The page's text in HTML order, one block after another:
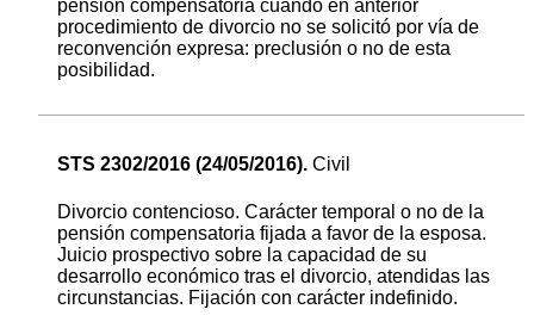
pensión compensatoria cuando en anterior
procedimiento de divorcio no se solicitó por vía de
reconvención expresa: preclusión o no de esta
posibilidad.
STS 2302/2016 (24/05/2016). Civil
Divorcio contencioso. Carácter temporal o no de la
pensión compensatoria fijada a favor de la esposa.
Juicio prospectivo sobre la capacidad de su
desarrollo económico tras el divorcio, atendidas las
circunstancias. Fijación con carácter indefinido.